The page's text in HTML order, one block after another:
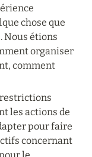
chose que
Nous étions
organiser
comment
restrictions
les actions de
pour faire
concernant